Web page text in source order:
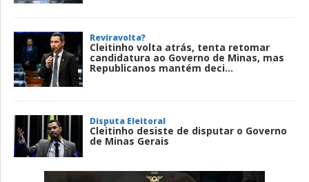
Reviravolta?
Cleitinho volta atrás, tenta retomar
candidatura ao Governo de Minas, mas
Republicanos mantém deci...
Disputa Eleitoral
Cleitinho desiste de disputar o Governo
de Minas Gerais